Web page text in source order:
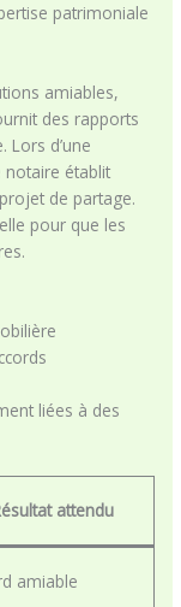
patrimoniale
amiables,
des rapports
Lors d’une
établit
de partage.
pour que les
liées à des
attendu
amiable